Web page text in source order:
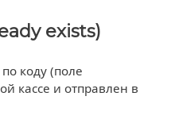
exists)
коду (поле
кассе и отправлен в